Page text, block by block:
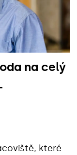
na celý
které